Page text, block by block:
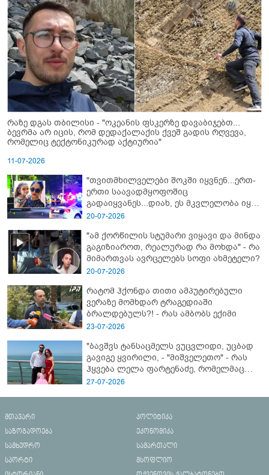
რაზე დგას თბილისი - "ოკეანის ფსკერზე დავაბიჯებთ...
ბევრმა არ იცის, რომ დედაქალაქის ქვეშ გადის რღვევა,
რომელიც ტექტონიკურად აქტიურია"
11-07-2026
"თვითმხილველები შოკში იყვნენ...ერთ-
ერთი საავადმყოფოშიც
გადაიყვანეს...დიახ, ეს მკვლელობა იყო"
- გორში დატრიალებული ტრაგედიის
20-07-2026
"ამ ქორწილის სტუმარი ვიყავი და მინდა
გაგიზიაროთ, რეალურად რა მოხდა" - რა
მიმართვას ავრცელებს სოფი ახმეტელი?
20-07-2026
რატომ ჰქონდა თითი ამპუტირებული
ვერაზე მომხდარ ტრაგედიაში
ბრალდებულს?! - რას ამბობს ექიმი
23-07-2026
"ბავშვს ტანსაცმელს ვუცვლიდი, უცბად
გავიგე ყვირილი, - "მიშველეთო" - რას
ჰყვება ლელა ფარტენაძე, რომელმაც
ბათუმში 16 წლის ბიჭი ზღვაში
27-07-2026
მთავარი
პოლიტიკა
საზოგადოება
ეკონომიკა
სამხედრო
სამართალი
სპორტი
მსოფლიო